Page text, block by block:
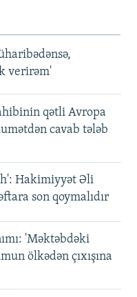
verirəm'
qətli Avropa
cavab tələb
Hakimiyyət Əli
son qoymalıdır
'Məktəbdəki
ölkədən çıxışına